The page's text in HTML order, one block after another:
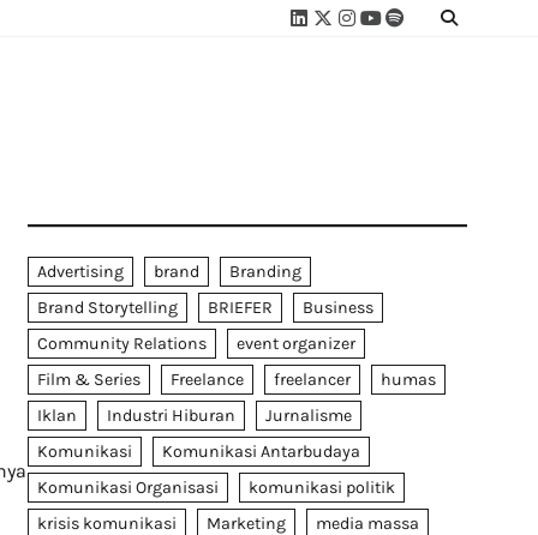
Linkedin
Twitter
Instagram
Youtube
SpotifyLinktree
Advertising brand
Branding
Brand Storytelling
BRIEFER
Business
Community Relations
event organizer
Film & Series
Freelance freelancer
humas
Iklan
Industri Hiburan
Jurnalisme
Komunikasi
Komunikasi Antarbudaya
Komunikasi Organisasi
komunikasi politik
krisis komunikasi
Marketing
media massa